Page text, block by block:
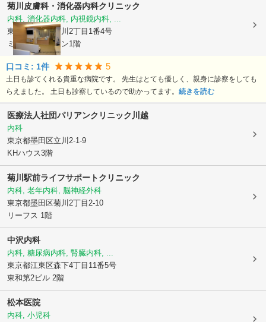
菊川皮膚科・消化器内科クリニック
内科, 消化器内科, 内視鏡内科, ...
東京都墨田区菊川2丁目1番4号
ミヨシマンション1階
口コミ: 1件 5
土日も診てくれる貴重な病院です。 先生はとても優しく、親身に診察をしても
らえました。 土日も診察しているので助かってます。 続きを読む
医療法人社団パリアンクリニック川越
内科
東京都墨田区立川2-1-9
KHハウス3階
菊川駅前ライフサポートクリニック
内科, 老年内科, 脳神経外科
東京都墨田区菊川2丁目2-10
リーフス 1階
中沢内科
内科, 糖尿病内科, 腎臓内科, ...
東京都江東区森下4丁目11番5号
東和第2ビル 2階
松本医院
内科, 小児科